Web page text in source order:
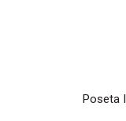
Poseta